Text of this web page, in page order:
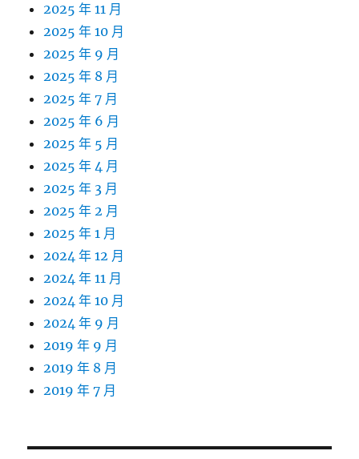
2025 年 11 月
2025 年 10 月
2025 年 9 月
2025 年 8 月
2025 年 7 月
2025 年 6 月
2025 年 5 月
2025 年 4 月
2025 年 3 月
2025 年 2 月
2025 年 1 月
2024 年 12 月
2024 年 11 月
2024 年 10 月
2024 年 9 月
2019 年 9 月
2019 年 8 月
2019 年 7 月